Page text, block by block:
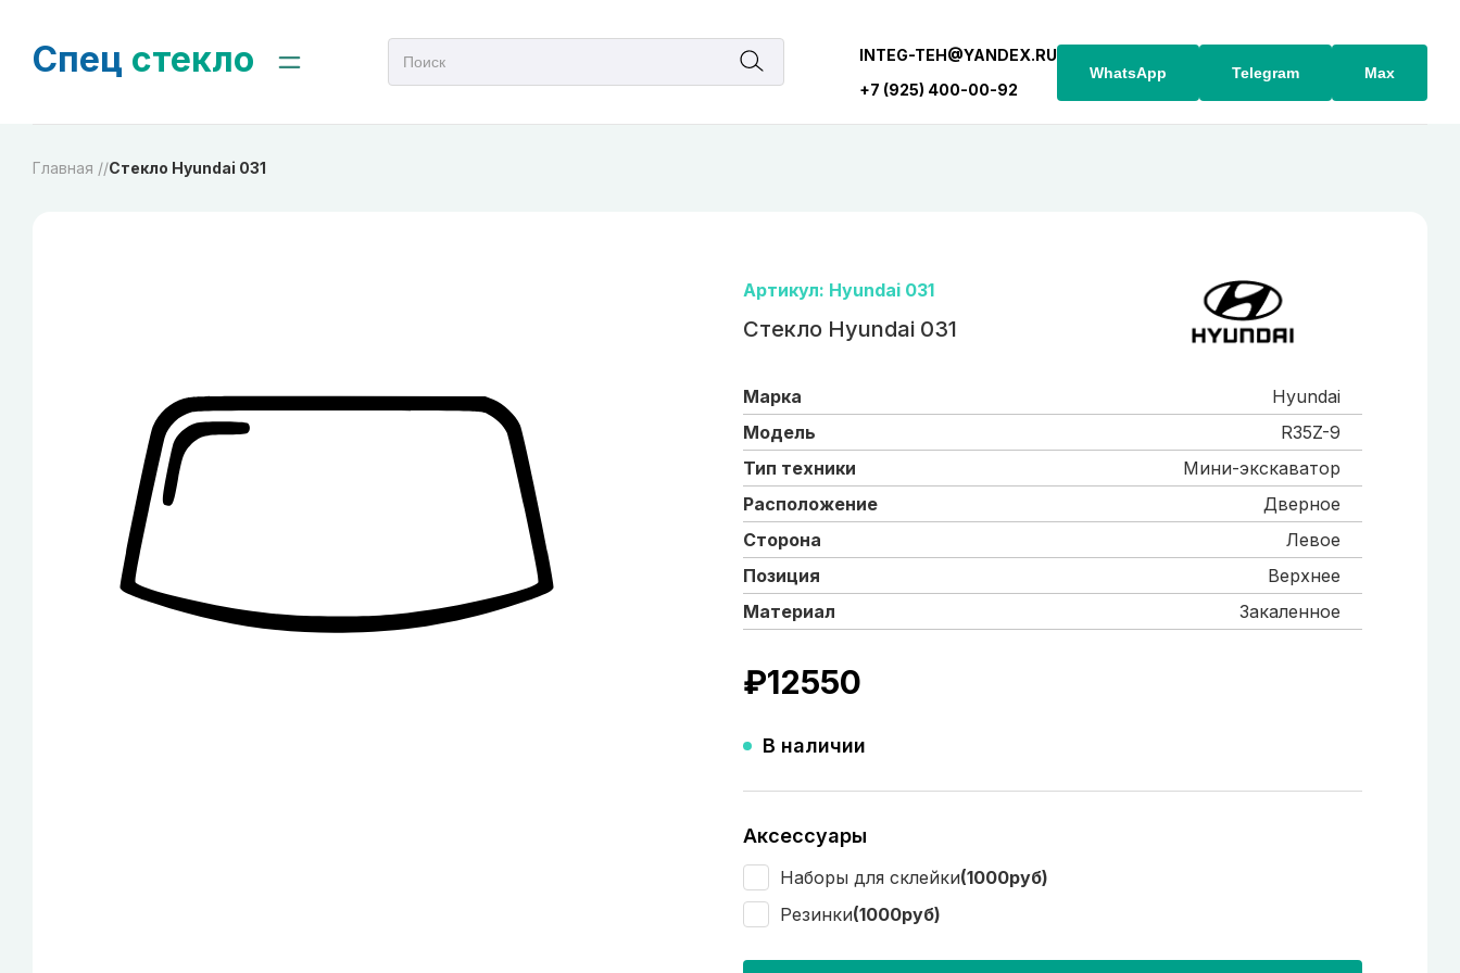
Спец стекло
INTEG-TEH@YANDEX.RU
+7 (925) 400-00-92
WhatsApp Telegram Max
Главная //Стекло Hyundai 031
Артикул: Hyundai 031
Стекло Hyundai 031
Марка
Hyundai
Модель
R35Z-9
Тип техники
Мини-экскаватор
Расположение
Дверное
Сторона
Левое
Позиция
Верхнее
Материал
Закаленное
₽12550
В наличии
Аксессуары
Наборы для склейки(1000руб)
Резинки(1000руб)